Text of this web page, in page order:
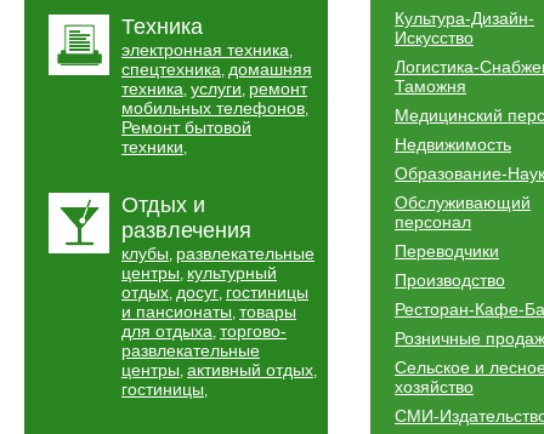
Техника
электронная техника,
спецтехника, домашняя
техника, услуги, ремонт
мобильных телефонов,
Ремонт бытовой
техники,
Отдых и
развлечения
клубы, развлекательные
центры, культурный
отдых, досуг, гостиницы
и пансионаты, товары
для отдыха, торгово-
развлекательные
центры, активный отдых,
гостиницы,
Культура-Дизайн-
Искусство
Логистика-
Таможня
Медицинский
Недвижимость
Образование-
Обслуживающий
персонал
Переводчики
Производство
Ресторан-Кафе-
Розничные
Сельское и
хозяйство
СМИ-